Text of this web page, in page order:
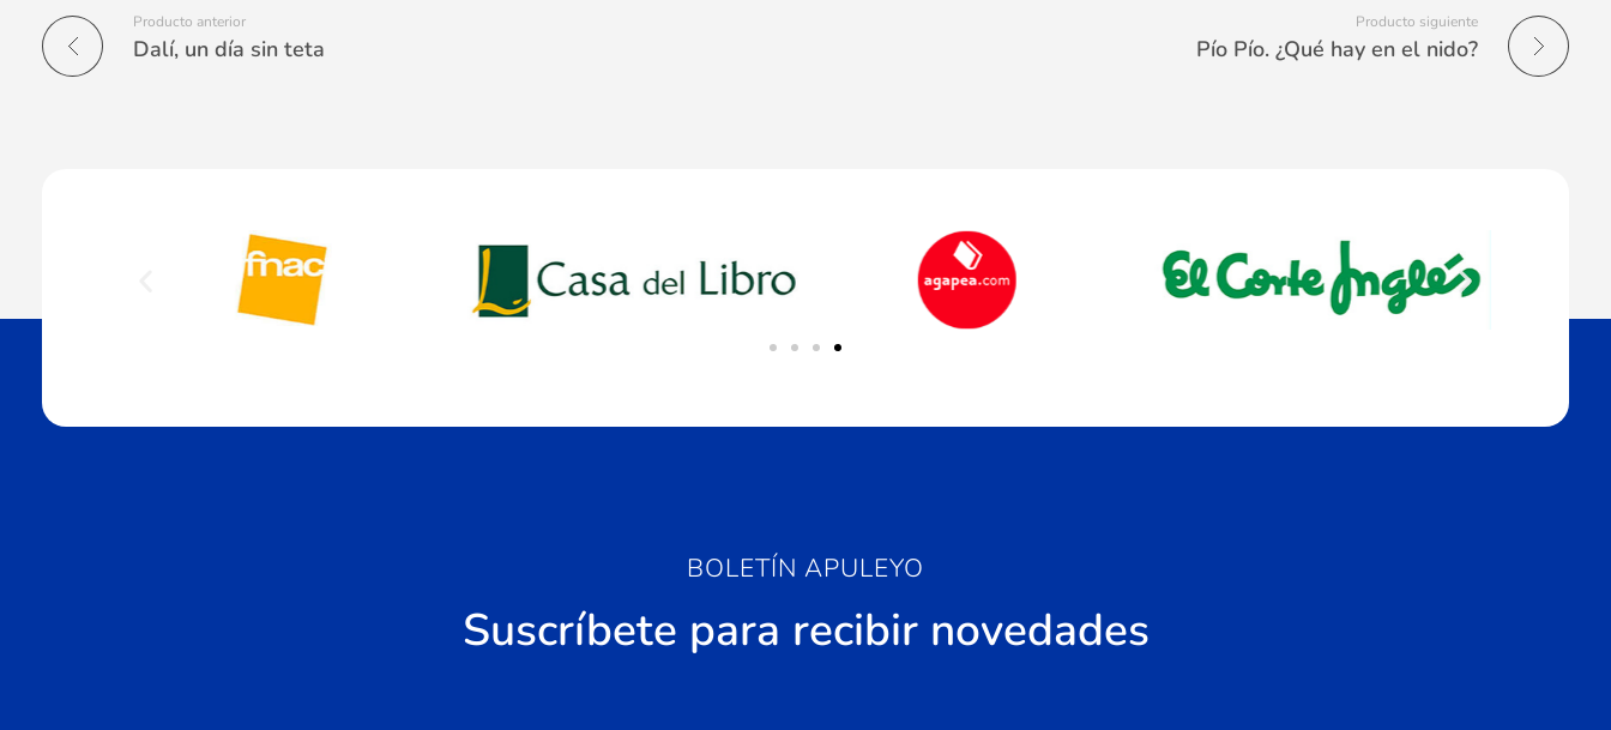
Producto anterior
Dalí, un día sin teta
Producto siguiente
Pío Pío. ¿Qué hay en el nido?
BOLETÍN APULEYO
Suscríbete para recibir novedades